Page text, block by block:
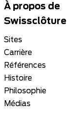
À propos de
Swissclôture
Sites
Carrière
Références
Histoire
Philosophie
Médias